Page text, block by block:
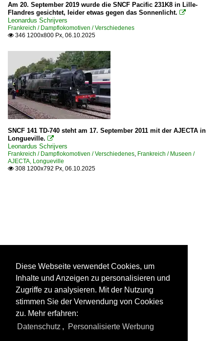
Am 20. September 2019 wurde die SNCF Pacific 231K8 in Lille-
Flandres gesichtet, leider etwas gegen das Sonnenlicht. 
Leonardus Schrijvers
Frankreich / Dampflokomotiven / Verschiedenes
 346 1200x800 Px, 06.10.2025
SNCF 141 TD-740 steht am 17. September 2011 mit der AJECTA in
Longueville. 
Leonardus Schrijvers
Frankreich / Dampflokomotiven / Verschiedenes, Frankreich / Museen /
AJECTA, Longueville
 308 1200x792 Px, 06.10.2025
Diese Webseite verwendet Cookies, um
Inhalte und Anzeigen zu personalisieren und
Zugriffe zu analysieren. Mit der Nutzung
stimmen Sie der Verwendung von Cookies
zu. Mehr erfahren:
Datenschutz , Personalisierte Werbung